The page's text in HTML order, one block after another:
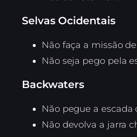
Selvas Ocidentais
Não faça a missão
Não seja pego pela
Backwaters
Não pegue a escada
Não devolva a jarra